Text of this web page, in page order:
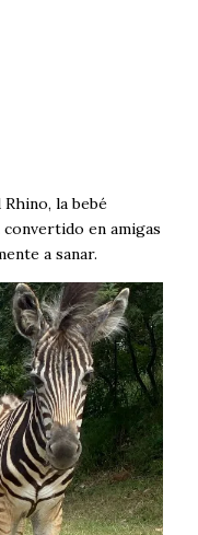
la bebé
en amigas
a sanar.